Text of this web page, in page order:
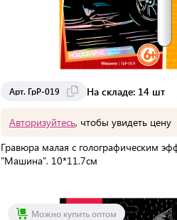
Арт. ГрР-019 На складе: 14 шт
Авторизуйтесь, чтобы увидеть цену
Гравюра малая с голографическим
"Машина", 10*11,7см
Доставка от 12 до 13 дней
Можно купить оптом